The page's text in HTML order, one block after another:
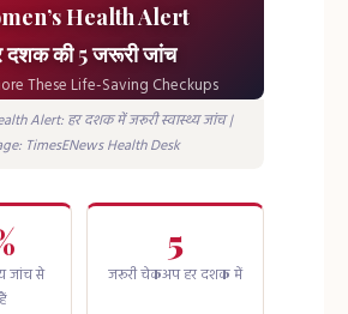
Health Alert
दशक की 5 जरूरी जांच
These Life-Saving Checkups
Alert: हर दशक में जरूरी स्वास्थ्य जांच |
TimesENews Health Desk
जांच से
5
जरूरी चेकअप हर दशक में